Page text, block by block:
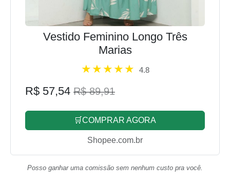
Vestido Feminino Longo Três
Marias
4.8
R$ 57,54 R$ 89,91
🛒COMPRAR AGORA
Shopee.com.br
Posso ganhar uma comissão sem nenhum custo pra você.